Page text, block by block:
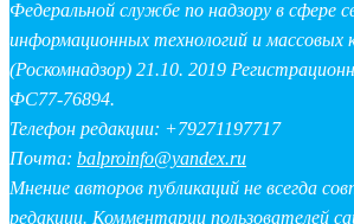
Федеральной службе по надзору в сфере
информационных технологий и массовых
(Роскомнадзор) 21.10. 2019
ФС77-76894.
Телефон редакции: +79271197717
Почта: balproinfo@yandex.ru
Мнение авторов публикаций не всегда
редакции. Комментарии пользователей